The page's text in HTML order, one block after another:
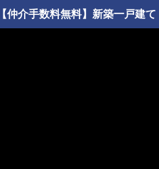
仲介手数料無料】新築一戸建て